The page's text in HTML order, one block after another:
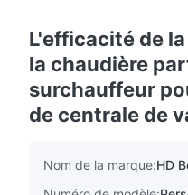
L'efficacité de
la chaudière
surchauffeur
de centrale de
Nom de la marque:HD